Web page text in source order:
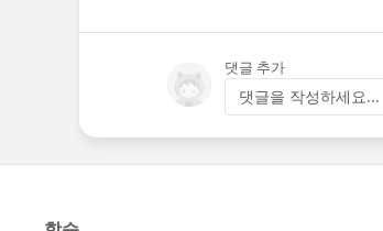
댓글 추가
댓글을 작성하세요...